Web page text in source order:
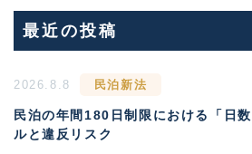
最近の投稿
2026.8.8 民泊新法
民泊の年間180日制限における「日
ルと違反リスク